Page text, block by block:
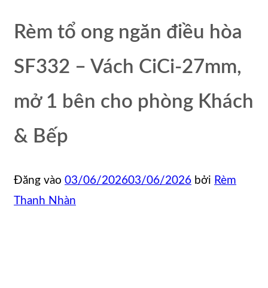
Rèm tổ ong ngăn điều hòa
SF332 – Vách CiCi-27mm,
mở 1 bên cho phòng Khách
& Bếp
Đăng vào 03/06/202603/06/2026 bởi Rèm
Thanh Nhàn